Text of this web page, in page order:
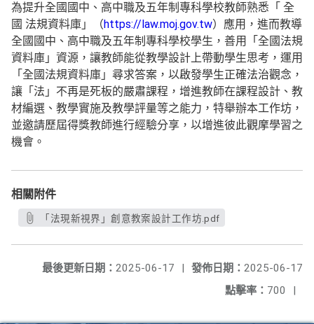
為提升全國國中、高中職及五年制專科學校教師熟悉「 全
國 法規資料庫」（https://law.moj.gov.tw）應用，進而教導
全國國中、高中職及五年制專科學校學生，善用「全國法規
資料庫」資源，讓教師能從教學設計上帶動學生思考，運用
「全國法規資料庫」尋求答案，以啟發學生正確法治觀念，
讓「法」不再是死板的嚴肅課程，增進教師在課程設計、教
材編選、教學實施及教學評量等之能力，特舉辦本工作坊，
並邀請歷屆得獎教師進行經驗分享，以增進彼此觀摩學習之
機會。
相關附件
「法現新視界」創意教案設計工作坊.pdf
發佈日期： 2025-06-17
最後更新日期： 2025-06-17
|
點擊率： 700 |